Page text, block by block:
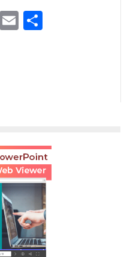
WhatsApp
Email